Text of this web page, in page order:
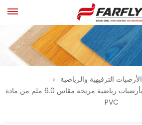
الأرضيات الترفيهية والرياضية
ملعب كرة سلة اصطناعي بأرضيات رياضية مريحة مقاس 6.0 ملم من مادة
PVC